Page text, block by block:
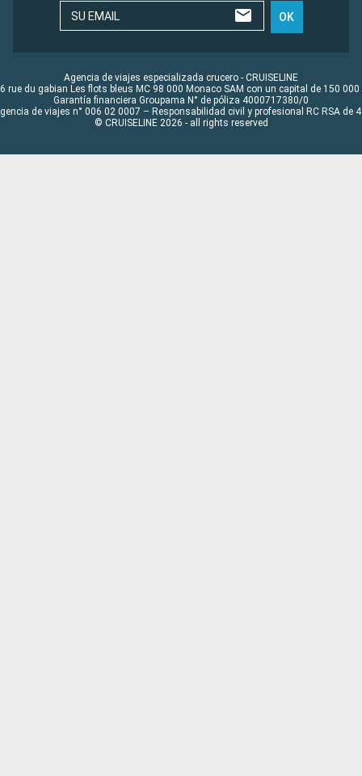
SU EMAIL OK
Agencia de viajes especializada crucero - CRUISELINE
rue du gabian Les flots bleus MC 98 000 Monaco SAM con un capital de 150 000
Garantía financiera Groupama N° de póliza 4000717380/0
de viajes n° 006 02 0007 – Responsabilidad civil y profesional RC RSA de
© CRUISELINE 2026 - all rights reserved